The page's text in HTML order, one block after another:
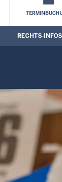
RECHTS-INFOS